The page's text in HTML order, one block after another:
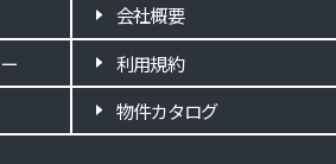
会社概要
利用規約
物件カタログ